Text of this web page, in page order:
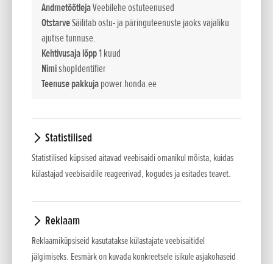
AndmetöötlejaVeebilehe ostuteenused
OtstarveSäilitab ostu- ja päringuteenuste jaoks vajaliku
ajutise tunnuse.
Kehtivusaja lõpp1 kuud
NimishopIdentifier
Teenuse pakkujapower.honda.ee
Statistilised
Statistilised küpsised aitavad veebisaidi omanikul mõista, kuidas
külastajad veebisaidile reageerivad, kogudes ja esitades teavet.
Reklaam
Reklaamiküpsiseid kasutatakse külastajate veebisaitidel
jälgimiseks. Eesmärk on kuvada konkreetsele isikule asjakohaseid
nõua voolikute ühendamisel ühtegi tööriista. Kergesti
kaasaskantavad WX-seeria pumbad on eriti kompaktsed ja
kerged. Unikaalne 360° õlitussüsteem võimaldab pumbal
WX10 töötada praktiliselt iga nurga all, ilma et see põhjustaks
õlilekkeid või mõjutaks pumba optimaalset määrimist, ning
malmtiivik. Need erakordselt suure surve ja tõstekõrgusega
isetäituvad pumbad sobivad ideaalselt vihmutitele, niisutus
süsteemidele, suure ala kastmiseks ja tule kustutamiseks.
4-TAKTILINE OHV-MOOTOR
Võimas, säästlik ja töökindel. Kerge käivitamine kõigis
tingimustes tänu automaatsele dekompressioonile, mis
hõlbustab käivitusnööri tõmbamist.